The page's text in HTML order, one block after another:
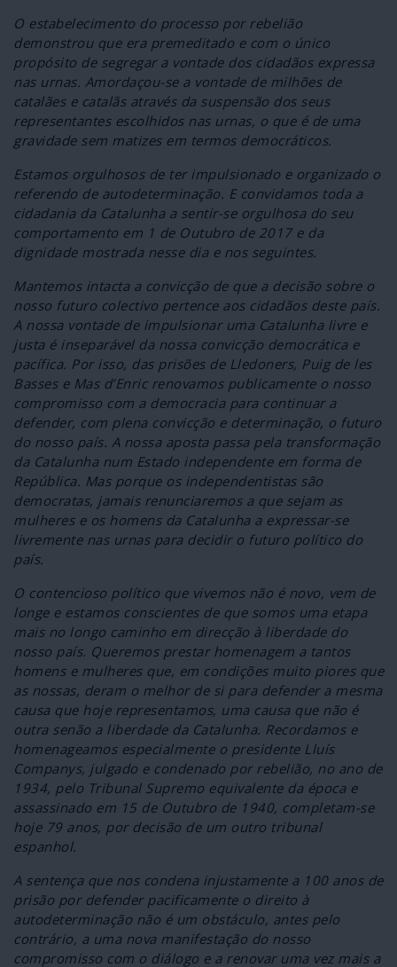
O estabelecimento do processo por rebelião
demonstrou que era premeditado e com o único
propósito de segregar a vontade dos cidadãos expressa
nas urnas. Amordaçou-se a vontade de milhões de
catalães e catalãs através da suspensão dos seus
representantes escolhidos nas urnas, o que é de uma
gravidade sem matizes em termos democráticos.
Estamos orgulhosos de ter impulsionado e organizado o
referendo de autodeterminação. E convidamos toda a
cidadania da Catalunha a sentir-se orgulhosa do seu
comportamento em 1 de Outubro de 2017 e da
dignidade mostrada nesse dia e nos seguintes.
Mantemos intacta a convicção de que a decisão sobre o
nosso futuro colectivo pertence aos cidadãos deste país.
A nossa vontade de impulsionar uma Catalunha livre e
justa é inseparável da nossa convicção democrática e
pacífica. Por isso, das prisões de Lledoners, Puig de les
Basses e Mas d’Enric renovamos publicamente o nosso
compromisso com a democracia para continuar a
defender, com plena convicção e determinação, o futuro
do nosso país. A nossa aposta passa pela transformação
da Catalunha num Estado independente em forma de
República. Mas porque os independentistas são
democratas, jamais renunciaremos a que sejam as
mulheres e os homens da Catalunha a expressar-se
livremente nas urnas para decidir o futuro político do
país.
O contencioso político que vivemos não é novo, vem de
longe e estamos conscientes de que somos uma etapa
mais no longo caminho em direcção à liberdade do
nosso país. Queremos prestar homenagem a tantos
homens e mulheres que, em condições muito piores que
as nossas, deram o melhor de si para defender a mesma
causa que hoje representamos, uma causa que não é
outra senão a liberdade da Catalunha. Recordamos e
homenageamos especialmente o presidente Lluís
Companys, julgado e condenado por rebelião, no ano de
1934, pelo Tribunal Supremo equivalente da época e
assassinado em 15 de Outubro de 1940, completam-se
hoje 79 anos, por decisão de um outro tribunal
espanhol.
A sentença que nos condena injustamente a 100 anos de
prisão por defender pacificamente o direito à
autodeterminação não é um obstáculo, antes pelo
contrário, a uma nova manifestação do nosso
compromisso com o diálogo e a renovar uma vez mais a